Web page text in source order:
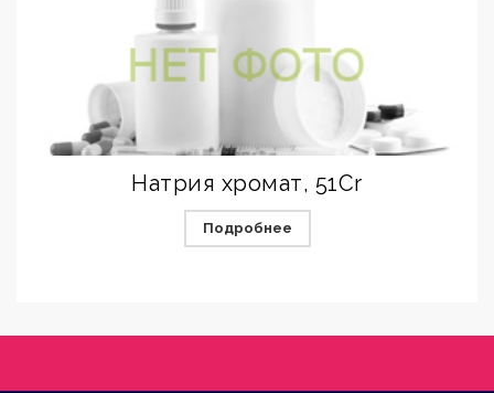
Натрия xромат, 51Cr
Подробнее